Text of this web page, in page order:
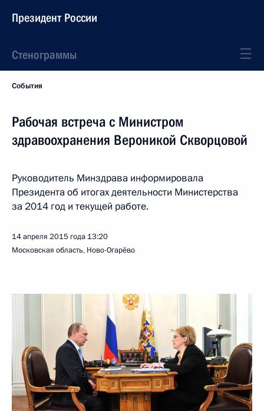
Президент России
Стенограммы
События
Рабочая встреча с Министром
здравоохранения Вероникой Скворцовой
Руководитель Минздрава информировала
Президента об итогах деятельности Министерства
за 2014 год и текущей работе.
14 апреля 2015 года 13:20
Московская область, Ново-Огарёво